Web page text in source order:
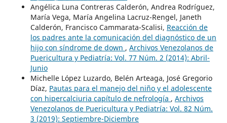
Angélica Luna Contreras Calderón, Andrea Rodríguez,
María Vega, María Angelina Lacruz-Rengel, Janeth
Calderón, Francisco Cammarata-Scalisi, Reacción de
los padres ante la comunicación del diagnóstico de un
hijo con síndrome de down , Archivos Venezolanos de
Puericultura y Pediatría: Vol. 77 Núm. 2 (2014): Abril-
Junio
Michelle López Luzardo, Belén Arteaga, José Gregorio
Díaz, Pautas para el manejo del niño y el adolescente
con hipercalciuria capítulo de nefrología , Archivos
Venezolanos de Puericultura y Pediatría: Vol. 82 Núm.
3 (2019): Septiembre-Diciembre